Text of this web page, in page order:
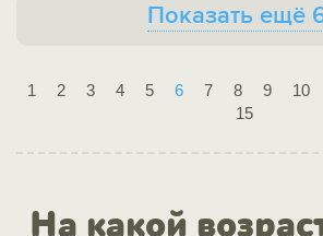
Показать ещё
1 2 3 4 5 6 7 8 9 10
15
На какой